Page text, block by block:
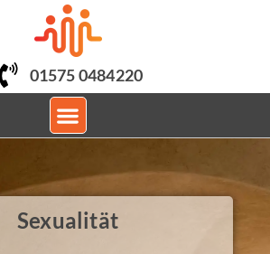
01575 0484220
Sexualität